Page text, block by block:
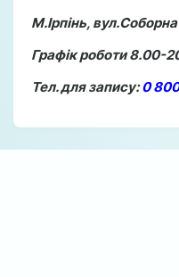
М.Ірпінь,
Графік роботи 8.00-
Тел. для запису:0